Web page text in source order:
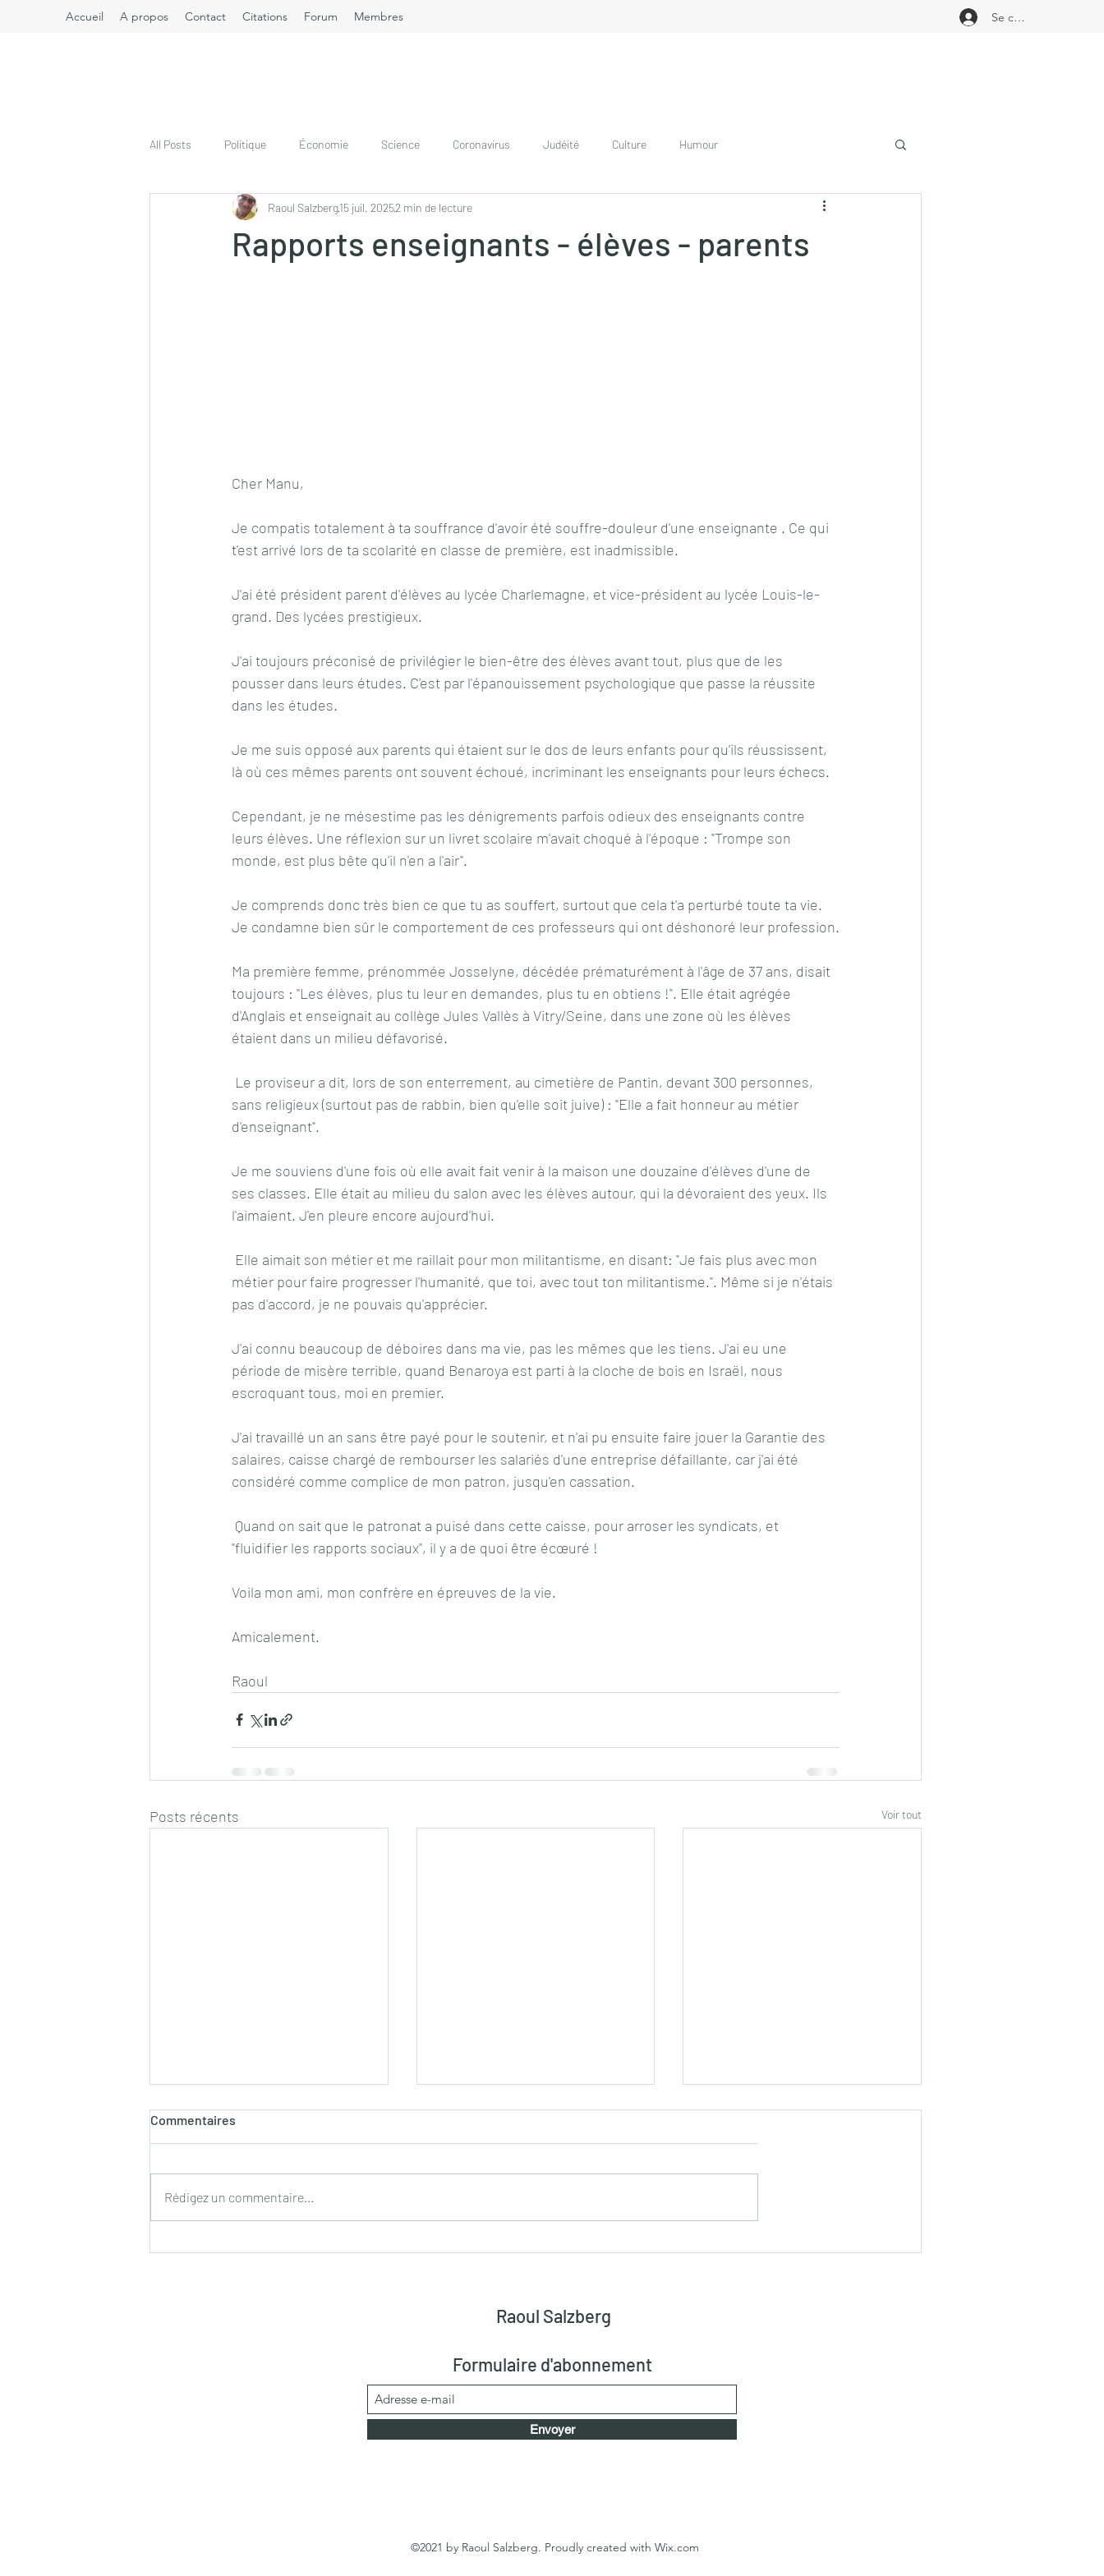
Accueil A propos Contact Citations Forum Membres Se connecter
All Posts Politique Économie Science Coronavirus Judéité Culture Humour
Rapports enseignants - élèves - parents
Raoul Salzberg15 juil. 20252 min de lecture
Cher Manu,
Je compatis totalement à ta souffrance d'avoir été souffre-douleur d'une enseignante . Ce qui
t'est arrivé lors de ta scolarité en classe de première, est inadmissible.
J'ai été président parent d'élèves au lycée Charlemagne, et vice-président au lycée Louis-le-
grand. Des lycées prestigieux.
J'ai toujours préconisé de privilégier le bien-être des élèves avant tout, plus que de les
pousser dans leurs études. C'est par l'épanouissement psychologique que passe la réussite
dans les études.
Je me suis opposé aux parents qui étaient sur le dos de leurs enfants pour qu'ils réussissent,
là où ces mêmes parents ont souvent échoué, incriminant les enseignants pour leurs échecs.
Cependant, je ne mésestime pas les dénigrements parfois odieux des enseignants contre
leurs élèves. Une réflexion sur un livret scolaire m'avait choqué à l'époque : "Trompe son
monde, est plus bête qu'il n'en a l'air".
Je comprends donc très bien ce que tu as souffert, surtout que cela t'a perturbé toute ta vie.
Je condamne bien sûr le comportement de ces professeurs qui ont déshonoré leur profession.
Ma première femme, prénommée Josselyne, décédée prématurément à l'âge de 37 ans, disait
toujours : "Les élèves, plus tu leur en demandes, plus tu en obtiens !". Elle était agrégée
d'Anglais et enseignait au collège Jules Vallès à Vitry/Seine, dans une zone où les élèves
étaient dans un milieu défavorisé.
sans religieux (surtout pas de rabbin, bien qu'elle soit juive) : "Elle a fait honneur au métier
d'enseignant".
Je me souviens d'une fois où elle avait fait venir à la maison une douzaine d'élèves d'une de
ses classes. Elle était au milieu du salon avec les élèves autour, qui la dévoraient des yeux. Ils
l'aimaient. J'en pleure encore aujourd'hui.
métier pour faire progresser l'humanité, que toi, avec tout ton militantisme.". Même si je n'étais
pas d'accord, je ne pouvais qu'apprécier.
J'ai connu beaucoup de déboires dans ma vie, pas les mêmes que les tiens. J'ai eu une
période de misère terrible, quand Benaroya est parti à la cloche de bois en Israël, nous
escroquant tous, moi en premier.
J'ai travaillé un an sans être payé pour le soutenir, et n'ai pu ensuite faire jouer la Garantie des
salaires, caisse chargé de rembourser les salariés d'une entreprise défaillante, car j'ai été
considéré comme complice de mon patron, jusqu'en cassation.
"fluidifier les rapports sociaux", il y a de quoi être écœuré !
Voila mon ami, mon confrère en épreuves de la vie.
Amicalement.
Raoul
Posts récents Voir tout
Commentaires
Rédigez un commentaire...
Raoul Salzberg
Formulaire d'abonnement
Envoyer
©2021 by Raoul Salzberg. Proudly created with Wix.com